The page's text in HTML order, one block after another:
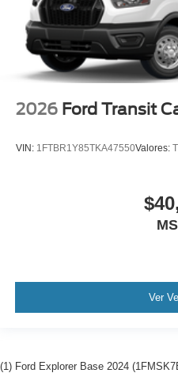
2026 Ford Transit
VIN: 1FTBR1Y85TKA47550Valores:
Ver
(1) Ford Explorer Base 2024